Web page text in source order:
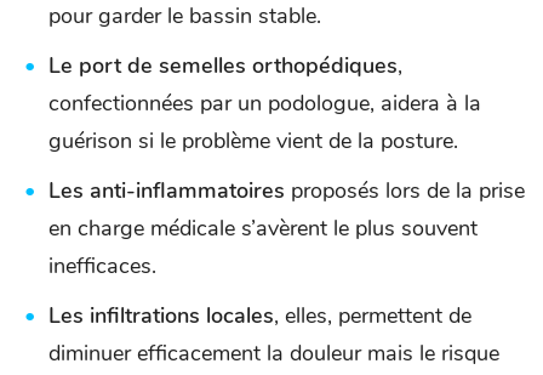
pour garder le bassin stable.
Le port de semelles orthopédiques,
confectionnées par un podologue, aidera à la
guérison si le problème vient de la posture.
Les anti-inflammatoires proposés lors de la prise
en charge médicale s’avèrent le plus souvent
inefficaces.
Les infiltrations locales, elles, permettent de
diminuer efficacement la douleur mais le risque